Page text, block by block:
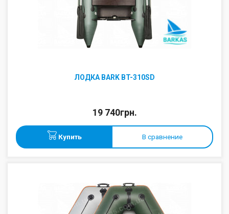
ЛОДКА BARK BT-310SD
19 740грн.
Купить В сравнение